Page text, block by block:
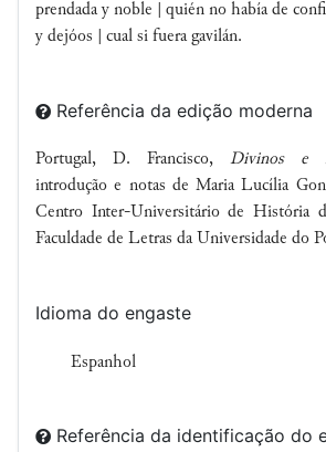
prendada y noble | quién no había de
y dejóos | cual si fuera gavilán.
Referência da edição moderna
Portugal, D. Francisco, Divinos e
introdução e notas de Maria Lucília
Centro Inter-Universitário de História
Faculdade de Letras da Universidade do
Idioma do engaste
Espanhol
Referência da identificação do